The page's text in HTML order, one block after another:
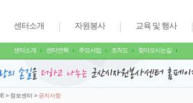
센터소개
센터소개 센터연혁 주요사업 조직도 찾아오시는길
자원봉사 교육 및 행사
> 정보센터 > 공지사항